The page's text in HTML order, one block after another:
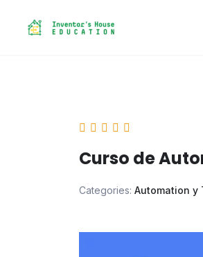
Curso de
Categories: Automation y